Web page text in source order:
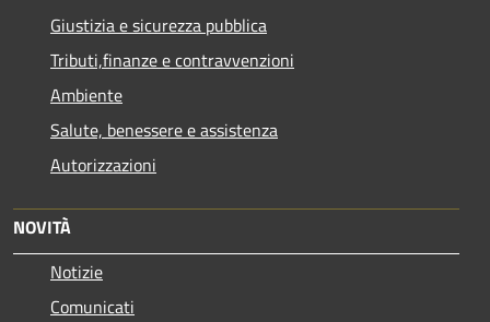
Giustizia e sicurezza pubblica
Tributi,finanze e contravvenzioni
Ambiente
Salute, benessere e assistenza
Autorizzazioni
NOVITÀ
Notizie
Comunicati